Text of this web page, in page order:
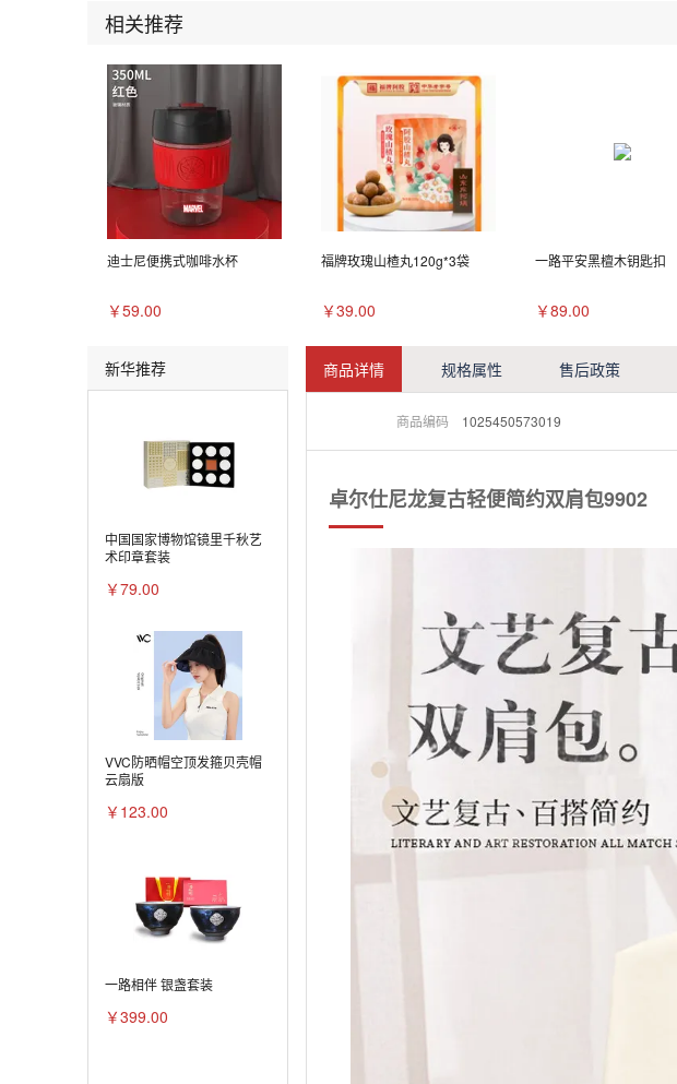
相关推荐
迪士尼便携式咖啡水杯
￥59.00
福牌玫瑰山楂丸120g*3袋
￥39.00
一路平安黑檀木钥匙扣
￥89.00
新华推荐
中国国家博物馆镜里千秋艺
术印章套装
￥79.00
VVC防晒帽空顶发箍贝壳帽
云扇版
￥123.00
一路相伴 银盏套装
￥399.00
商品详情 规格属性 售后政策
商品编码 1025450573019
卓尔仕尼龙复古轻便简约双肩包9902